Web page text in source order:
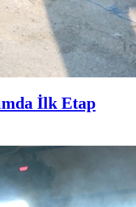
İlk Etap